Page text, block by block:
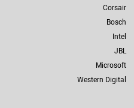
Corsair
Bosch
Intel
JBL
Microsoft
Western Digital